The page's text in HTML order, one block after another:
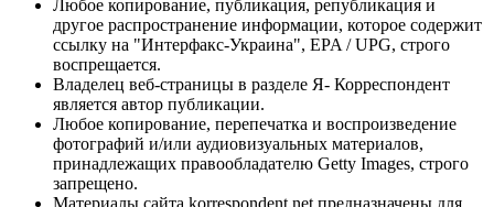
Любое копирование, публикация, републикация и
другое распространение информации, которое содержит
ссылку на "Интерфакс-Украина", EPA / UPG, строго
воспрещается.
Владелец веб-страницы в разделе Я- Корреспондент
является автор публикации.
Любое копирование, перепечатка и воспроизведение
фотографий и/или аудиовизуальных материалов,
принадлежащих правообладателю Getty Images, строго
запрещено.
Материалы сайта korrespondent.net предназначены для